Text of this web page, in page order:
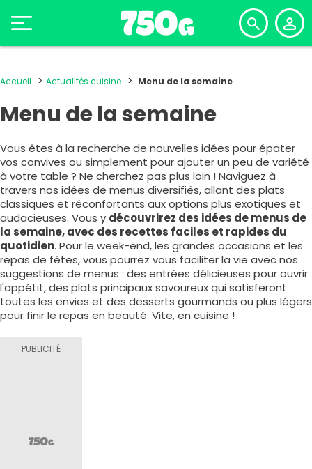
Accueil Actualités cuisine Menu de la semaine
Menu de la semaine
Vous êtes à la recherche de nouvelles idées pour épater
vos convives ou simplement pour ajouter un peu de variété
à votre table ? Ne cherchez pas plus loin ! Naviguez à
travers nos idées de menus diversifiés, allant des plats
classiques et réconfortants aux options plus exotiques et
audacieuses. Vous y découvrirez des idées de menus de
la semaine, avec des recettes faciles et rapides du
quotidien. Pour le week-end, les grandes occasions et les
repas de fêtes, vous pourrez vous faciliter la vie avec nos
suggestions de menus : des entrées délicieuses pour ouvrir
l'appétit, des plats principaux savoureux qui satisferont
toutes les envies et des desserts gourmands ou plus légers
pour finir le repas en beauté. Vite, en cuisine !